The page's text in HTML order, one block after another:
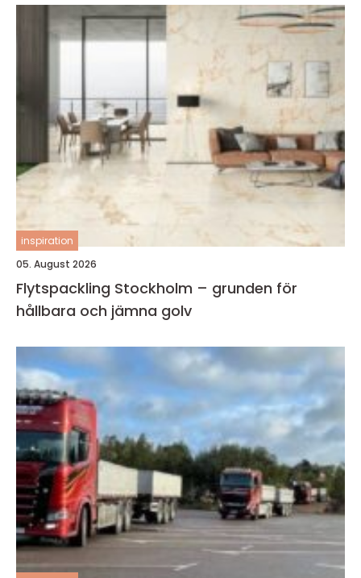
inspiration
05. August 2026
Flytspackling Stockholm – grunden för
hållbara och jämna golv